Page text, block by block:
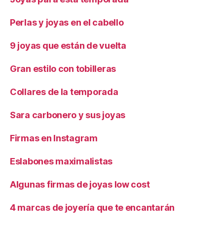
Perlas y joyas en el cabello
9 joyas que están de vuelta
Gran estilo con tobilleras
Collares de la temporada
Sara carbonero y sus joyas
Firmas en Instagram
Eslabones maximalistas
Algunas firmas de joyas low cost
4 marcas de joyería que te encantarán